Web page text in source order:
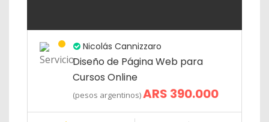
Nicolás Cannizzaro
Diseño de Página Web para
Cursos Online
(pesos argentinos)ARS 390.000